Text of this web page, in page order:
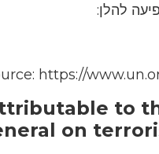
להלן:
https://
to
on